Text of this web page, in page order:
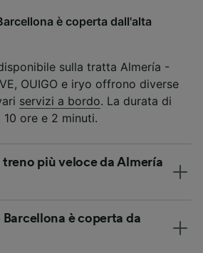
è coperta dall'alta
sulla tratta Almería -
OUIGO e iryo offrono diverse
servizi a bordo. La durata di
ore e 2 minuti.
più veloce da Almería
è coperta da